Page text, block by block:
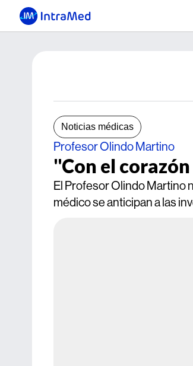
Noticias médicas
Profesor Olindo Martino
"Con el
El Profesor Olindo Martino
médico se anticipan a las